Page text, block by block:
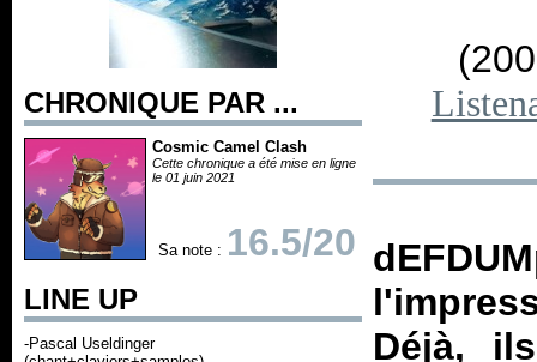
CHRONIQUE PAR ...
Cosmic Camel Clash
Cette chronique a été mise en ligne
le 01 juin 2021
Sa note : 16.5/20
LINE UP
-Pascal Useldinger
Déjà,